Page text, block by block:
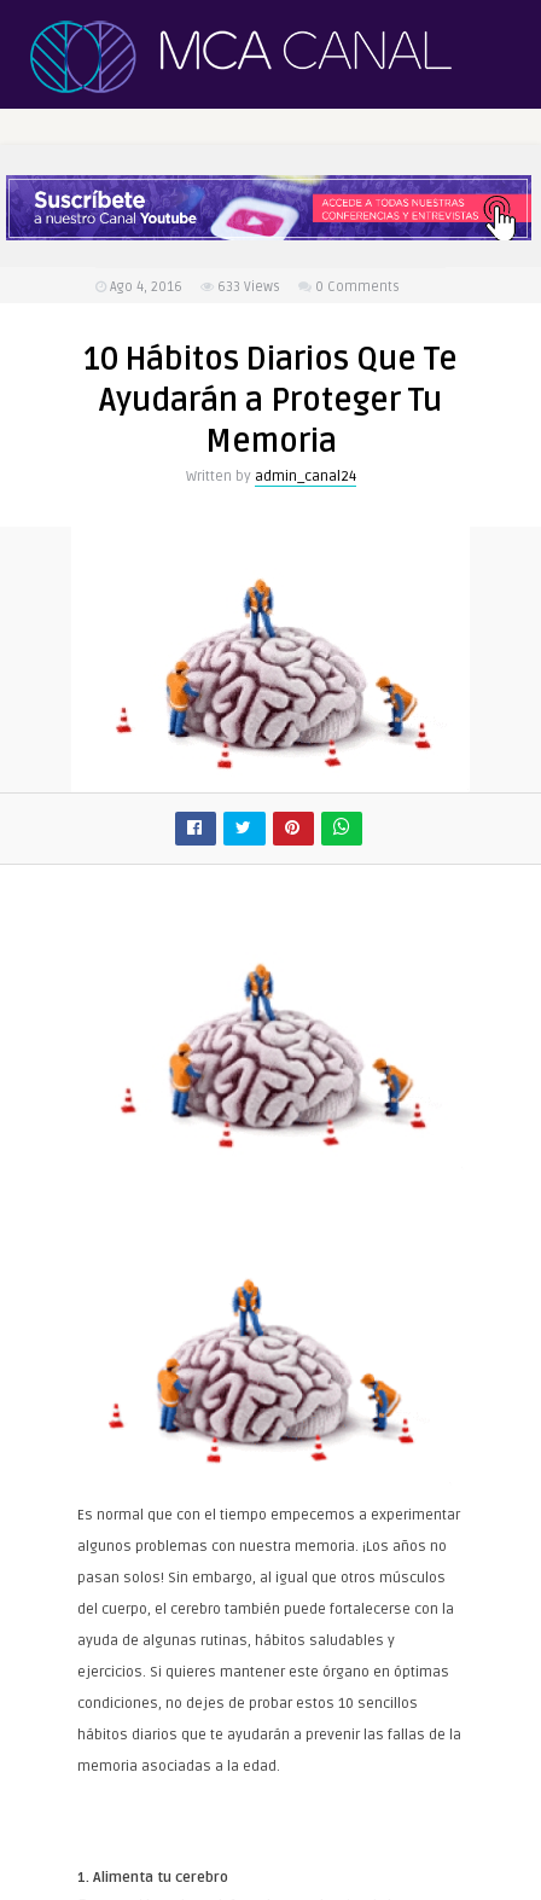
Ago 4, 2016 633 Views 0 Comments
10 Hábitos Diarios Que Te
Ayudarán a Proteger Tu
Memoria
Written by admin_canal24
Es normal que con el tiempo empecemos a experimentar
algunos problemas con nuestra memoria. ¡Los años no
pasan solos! Sin embargo, al igual que otros músculos
del cuerpo, el cerebro también puede fortalecerse con la
ayuda de algunas rutinas, hábitos saludables y
ejercicios. Si quieres mantener este órgano en óptimas
condiciones, no dejes de probar estos 10 sencillos
hábitos diarios que te ayudarán a prevenir las fallas de la
memoria asociadas a la edad.
1. Alimenta tu cerebro